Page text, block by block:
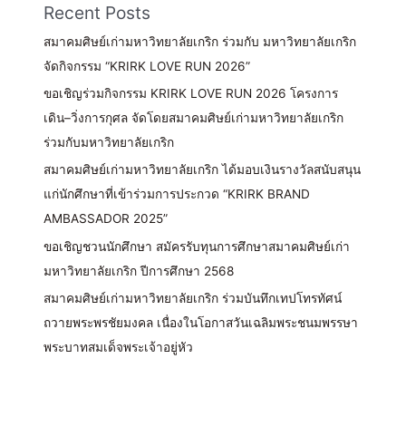
Recent Posts
สมาคมศิษย์เก่ามหาวิทยาลัยเกริก ร่วมกับ มหาวิทยาลัยเกริก
จัดกิจกรรม “KRIRK LOVE RUN 2026”
ขอเชิญร่วมกิจกรรม KRIRK LOVE RUN 2026 โครงการ
เดิน–วิ่งการกุศล จัดโดยสมาคมศิษย์เก่ามหาวิทยาลัยเกริก
ร่วมกับมหาวิทยาลัยเกริก
สมาคมศิษย์เก่ามหาวิทยาลัยเกริก ได้มอบเงินรางวัลสนับสนุน
แก่นักศึกษาที่เข้าร่วมการประกวด “KRIRK BRAND
AMBASSADOR 2025”
ขอเชิญชวนนักศึกษา สมัครรับทุนการศึกษาสมาคมศิษย์เก่า
มหาวิทยาลัยเกริก ปีการศึกษา 2568
สมาคมศิษย์เก่ามหาวิทยาลัยเกริก ร่วมบันทึกเทปโทรทัศน์
ถวายพระพรชัยมงคล เนื่องในโอกาสวันเฉลิมพระชนมพรรษา
พระบาทสมเด็จพระเจ้าอยู่หัว